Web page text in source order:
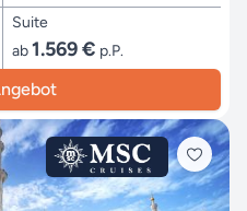
Suite
ab1.569 € p.P.